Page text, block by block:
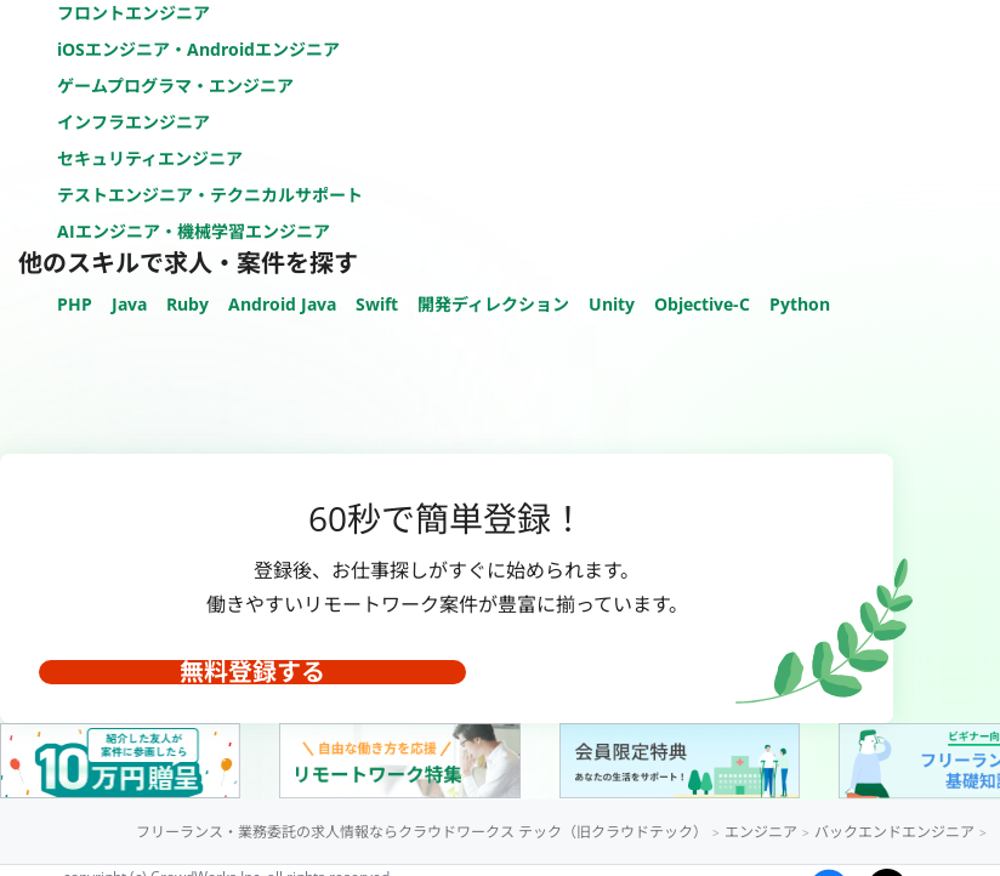
フロントエンジニア
iOSエンジニア・Androidエンジニア
ゲームプログラマ・エンジニア
インフラエンジニア
セキュリティエンジニア
テストエンジニア・テクニカルサポート
AIエンジニア・機械学習エンジニア
他のスキルで求人・案件を探す
PHP Java Ruby Android Java Swift 開発ディレクション Unity Objective-C Python
60秒で簡単登録！
登録後、お仕事探しがすぐに始められます。
働きやすいリモートワーク案件が豊富に揃っています。
無料登録する
フリーランス・業務委託の求人情報ならクラウドワークス テック（旧クラウドテック） エンジニア バックエンドエンジニア